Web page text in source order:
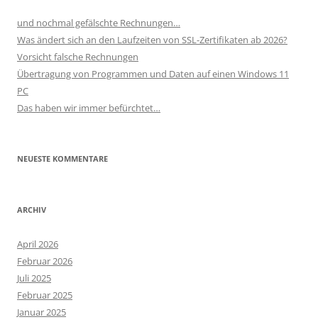
und nochmal gefälschte Rechnungen…
Was ändert sich an den Laufzeiten von SSL-Zertifikaten ab 2026?
Vorsicht falsche Rechnungen
Übertragung von Programmen und Daten auf einen Windows 11
PC
Das haben wir immer befürchtet…
NEUESTE KOMMENTARE
ARCHIV
April 2026
Februar 2026
Juli 2025
Februar 2025
Januar 2025